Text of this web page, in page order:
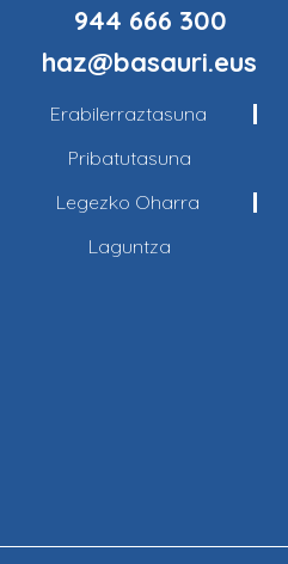
944 666 300
haz@basauri.eus
Erabilerraztasuna
Pribatutasuna
Legezko Oharra
Laguntza